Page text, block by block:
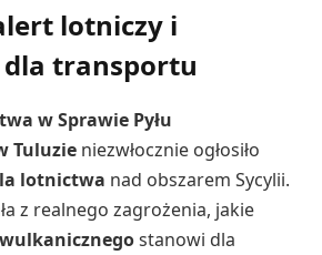
lotniczy i
transportu
w Sprawie Pyłu
Tuluzie niezwłocznie ogłosiło
lotnictwa nad obszarem Sycylii.
z realnego zagrożenia, jakie
stanowi dla